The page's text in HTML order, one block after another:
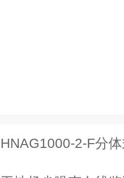
HNAG1000-2-F分